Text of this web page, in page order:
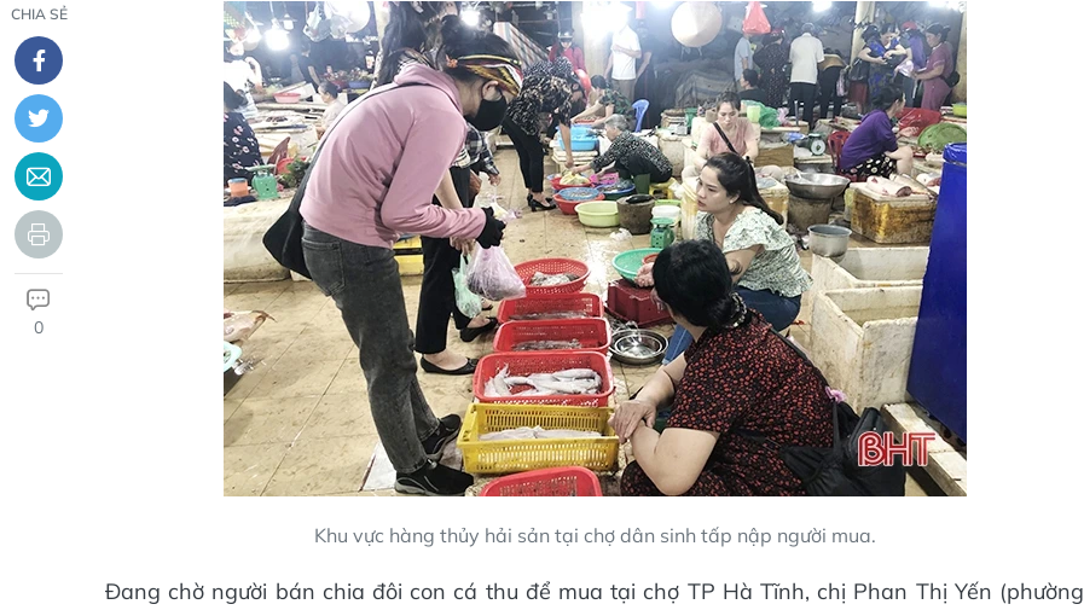
CHIA SẺ
0
Khu vực hàng thủy hải sản tại chợ dân sinh tấp nập người mua.
Đang chờ người bán chia đôi con cá thu để mua tại chợ TP Hà Tĩnh, chị Phan Thị Yến (phường